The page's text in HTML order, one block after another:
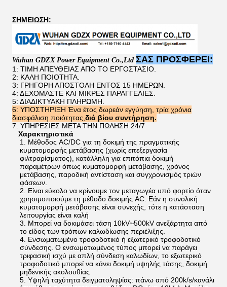
ΣΗΜΕΙΩΣΗ:
Wuhan GDZX PowerEquipmentCo.,Ltd ΣΑΣ ΠΡΟΣΦΕΡΕΙ:
1: ΤΙΜΗ ΑΠΕΥΘΕΙΑΣ ΑΠΟ ΤΟ ΕΡΓΟΣΤΑΣΙΟ.
2: ΚΑΛΗ ΠΟΙΟΤΗΤΑ.
3: ΓΡΗΓΟΡΗ ΑΠΟΣΤΟΛΗ ΕΝΤΟΣ 15 ΗΜΕΡΩΝ.
4: ΔΕΧΟΜΑΣΤΕ ΚΑΙ ΜΙΚΡΕΣ ΠΑΡΑΓΓΕΛΙΕΣ.
5: ΔΙΑΔΙΚΤΥΑΚΗ ΠΛΗΡΩΜΗ.
6: ΥΠΟΣΤΗΡΙΞΗ Ένα έτος δωρεάν εγγύηση, τρία χρόνια
διασφάλιση ποιότητας, διά βίου συντήρηση.
7: ΥΠΗΡΕΣΙΕΣ ΜΕΤΑ ΤΗΝ ΠΩΛΗΣΗ 24/7
Χαρακτηριστικά
1. Μέθοδος AC/DC για τη δοκιμή της πραγματικής
κυματομορφής μετάβασης (χωρίς επεξεργασία
φιλτραρίσματος), κατάλληλη για επιτόπια δοκιμή
παραμέτρων όπως κυματομορφή μετάβασης, χρόνος
μετάβασης, παροδική αντίσταση και συγχρονισμός τριών
φάσεων.
2. Είναι εύκολο να κρίνουμε τον μεταγωγέα υπό φορτίο όταν
χρησιμοποιούμε τη μέθοδο δοκιμής AC. Εάν η συνολική
κυματομορφή μετάβασης είναι συνεχής, τότε η κατάσταση
λειτουργίας είναι καλή
3. Μπορεί να δοκιμάσει τάση 10kV~500kV ανεξάρτητα από
το είδος των τρόπων καλωδίωσης περιέλιξης.
4. Ενσωματωμένο τροφοδοτικό ή εξωτερικό τροφοδοτικό
σύνδεσης. Ο ενσωματωμένος τύπος μπορεί να παράγει
τριφασική ισχύ με απλή σύνδεση καλωδίων, το εξωτερικό
τροφοδοτικό μπορεί να κάνει δοκιμή υψηλής τάσης, δοκιμή
μηδενικής ακολουθίας
5. Υψηλή ταχύτητα δειγματοληψίας: πάνω από 200k/s/κανάλι